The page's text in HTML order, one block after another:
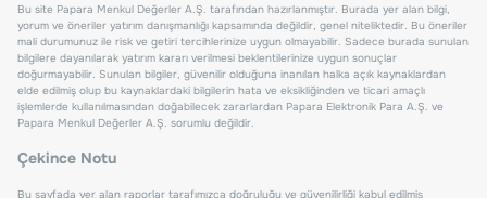
Bu site Papara Menkul Değerler A.Ş. tarafından hazırlanmıştır. Burada yer alan bilgi,
yorum ve öneriler yatırım danışmanlığı kapsamında değildir, genel niteliktedir. Bu öneriler
mali durumunuz ile risk ve getiri tercihlerinize uygun olmayabilir. Sadece burada sunulan
bilgilere dayanılarak yatırım kararı verilmesi beklentilerinize uygun sonuçlar
doğurmayabilir. Sunulan bilgiler, güvenilir olduğuna inanılan halka açık kaynaklardan
elde edilmiş olup bu kaynaklardaki bilgilerin hata ve eksikliğinden ve ticari amaçlı
işlemlerde kullanılmasından doğabilecek zararlardan Papara Elektronik Para A.Ş. ve
Papara Menkul Değerler A.Ş. sorumlu değildir.
Çekince Notu
Bu sayfada yer alan raporlar tarafımızca doğruluğu ve güvenilirliği kabul edilmiş